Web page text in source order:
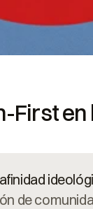
First en
de